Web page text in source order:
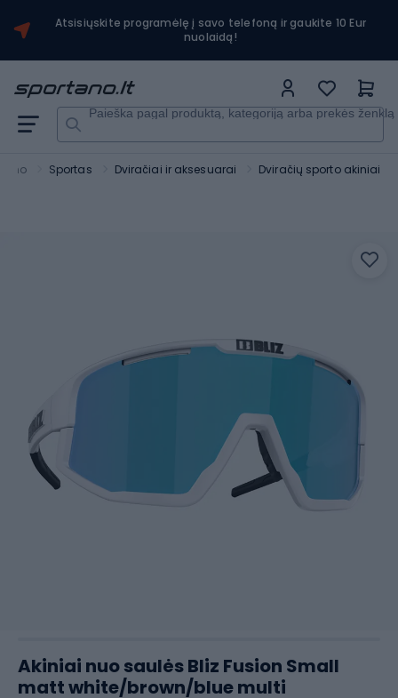
Atsisiųskite programėlę į savo telefoną ir gaukite 10 Eur
nuolaidą!
Paieška pagal produktą, kategoriją arba prekės ženklą
Sportas Dviračiai ir aksesuarai Dviračių sporto akiniai
Akiniai nuo saulės Bliz Fusion Small
matt white/brown/blue multi